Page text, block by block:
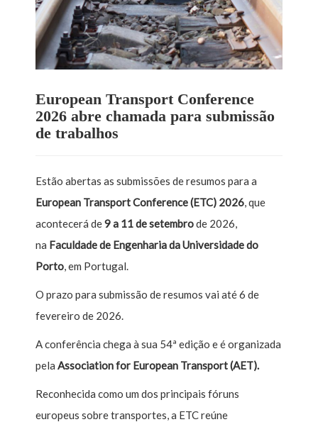
European Transport Conference
2026 abre chamada para submissão
de trabalhos
Estão abertas as submissões de resumos para a
European Transport Conference(ETC) 2026, que
acontecerá de9 a 11 de setembrode 2026,
na Faculdade de Engenharia da Universidade do
Porto, em Portugal.
O prazo para submissão de resumos vai até 6 de
fevereiro de 2026.
A conferência chega à sua 54ª edição e é organizada
pela Association for European Transport (AET).
Reconhecida como um dos principais fóruns
europeus sobre transportes, a ETC reúne